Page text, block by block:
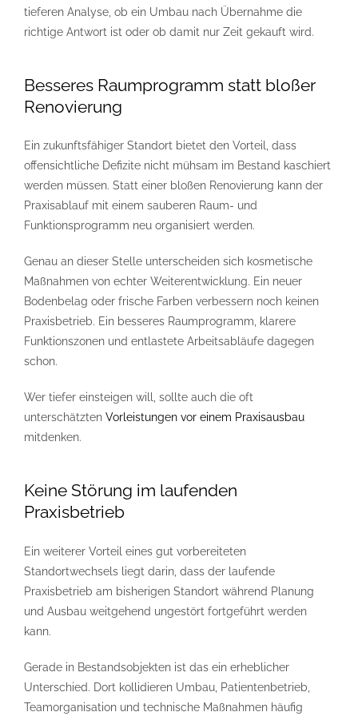
tieferen Analyse, ob ein Umbau nach Übernahme die
richtige Antwort ist oder ob damit nur Zeit gekauft wird.
Besseres Raumprogramm statt bloßer
Renovierung
Ein zukunftsfähiger Standort bietet den Vorteil, dass
offensichtliche Defizite nicht mühsam im Bestand kaschiert
werden müssen. Statt einer bloßen Renovierung kann der
Praxisablauf mit einem sauberen Raum- und
Funktionsprogramm neu organisiert werden.
Genau an dieser Stelle unterscheiden sich kosmetische
Maßnahmen von echter Weiterentwicklung. Ein neuer
Bodenbelag oder frische Farben verbessern noch keinen
Praxisbetrieb. Ein besseres Raumprogramm, klarere
Funktionszonen und entlastete Arbeitsabläufe dagegen
schon.
Wer tiefer einsteigen will, sollte auch die oft
unterschätzten Vorleistungen vor einem Praxisausbau
mitdenken.
Keine Störung im laufenden
Praxisbetrieb
Ein weiterer Vorteil eines gut vorbereiteten
Standortwechsels liegt darin, dass der laufende
Praxisbetrieb am bisherigen Standort während Planung
und Ausbau weitgehend ungestört fortgeführt werden
kann.
Gerade in Bestandsobjekten ist das ein erheblicher
Unterschied. Dort kollidieren Umbau, Patientenbetrieb,
Teamorganisation und technische Maßnahmen häufig